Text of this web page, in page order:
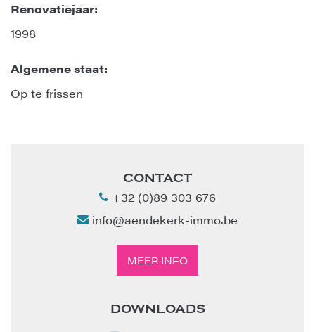
Renovatiejaar:
1998
Algemene staat:
Op te frissen
CONTACT
+32 (0)89 303 676
info@aendekerk-immo.be
MEER INFO
DOWNLOADS